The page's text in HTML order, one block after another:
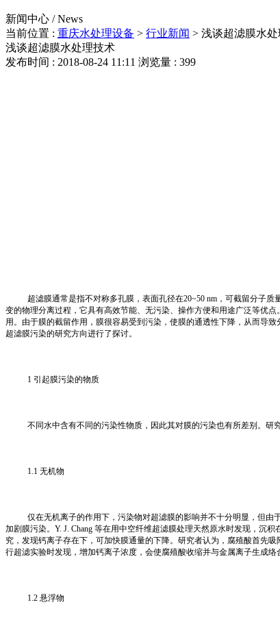
新闻中心 / News
当前位置 : 重庆水处理设备 > 行业新闻 > 浅谈超滤膜水
浅谈超滤膜水处理技术
发布时间 : 2018-08-24 11:11 浏览量 : 399
超滤膜通常是指不对称多孔膜，表面孔径在20~50 nm，可截留分子
变的物理分离过程，它具有高效节能、无污染、操作方便和用途广泛等优
用。由于膜的截留作用，膜很容易受到污染，使膜的通透性下降，从而导
超滤膜污染的研究方向进行了探讨。
1 引起膜污染的物质
不同水中含有不同的污染性物质，因此其对膜的污染也有所差别。研
1.1 无机物
仅在无机离子的作用下，污染物对超滤膜的影响并不十分明显，但
加剧膜污染。Y. J. Chang 等在用中空纤维超滤膜处理天然原水时发现，沉
究，发现钙离子存在下，可加快膜通量的下降。研究者认为，腐殖酸首先
行超滤实验时发现，增加钙离子浓度，会使腐殖酸收缩并与金属离子生成络
1.2 悬浮物